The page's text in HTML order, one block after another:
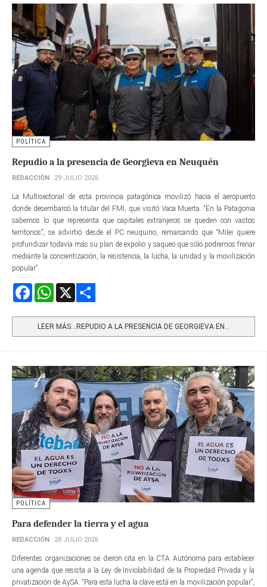
POLÍTICA
Repudio a la presencia de Georgieva en Neuquén
REDACCIÓN 29 JULIO 2026
La Multisectorial de esta provincia patagónica movilizó hacia el aeropuerto
donde desembarcó la titular del FMI, que visitó Vaca Muerta. “En la Patagonia
sabemos lo que representa que capitales extranjeros se queden con vastos
territorios”, se advirtió desde el PC neuquino, remarcando que “Milei quiere
profundizar todavía más su plan de expolio y saqueo que sólo podremos frenar
mediante la concientización, la resistencia, la lucha, la unidad y la movilización
popular”.
FacebookWhatsApp
LEER MÁS…REPUDIO A LA PRESENCIA DE GEORGIEVA EN...
POLÍTICA
Para defender la tierra y el agua
REDACCIÓN 28 JULIO 2026
Diferentes organizaciones se dieron cita en la CTA Autónoma para establecer
una agenda que resista a la Ley de Inviolabilidad de la Propiedad Privada y la
privatización de AySA. “Para esta lucha la clave está en la movilización popular”,